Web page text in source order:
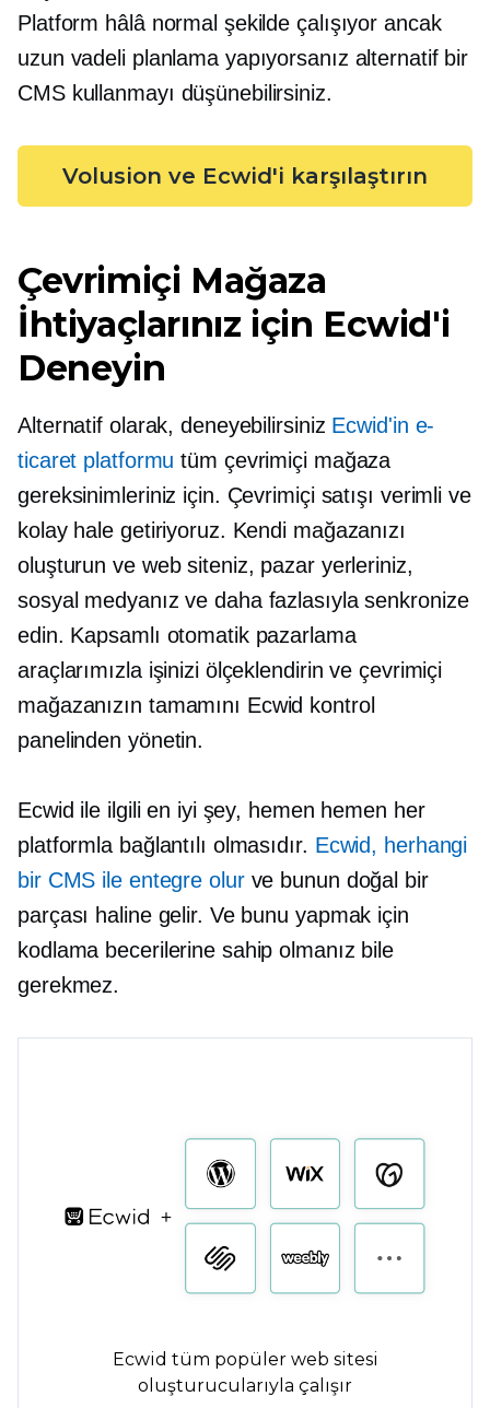
Platform hâlâ normal şekilde çalışıyor ancak
uzun vadeli planlama yapıyorsanız alternatif bir
CMS kullanmayı düşünebilirsiniz.
Volusion ve Ecwid'i karşılaştırın
Çevrimiçi Mağaza
İhtiyaçlarınız için Ecwid'i
Deneyin
Alternatif olarak, deneyebilirsiniz Ecwid'in e-
ticaret platformu tüm çevrimiçi mağaza
gereksinimleriniz için. Çevrimiçi satışı verimli ve
kolay hale getiriyoruz. Kendi mağazanızı
oluşturun ve web siteniz, pazar yerleriniz,
sosyal medyanız ve daha fazlasıyla senkronize
edin. Kapsamlı otomatik pazarlama
araçlarımızla işinizi ölçeklendirin ve çevrimiçi
mağazanızın tamamını Ecwid kontrol
panelinden yönetin.
Ecwid ile ilgili en iyi şey, hemen hemen her
platformla bağlantılı olmasıdır. Ecwid, herhangi
bir CMS ile entegre olurve bunun doğal bir
parçası haline gelir. Ve bunu yapmak için
kodlama becerilerine sahip olmanız bile
gerekmez.
Ecwid tüm popüler web sitesi
oluşturucularıyla çalışır